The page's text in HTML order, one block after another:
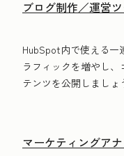
ブログ制作／運営
HubSpot内で使える一
ラフィックを増やし
テンツを公開しましょ
マーケティングア